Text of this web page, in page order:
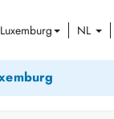
Luxemburg NL